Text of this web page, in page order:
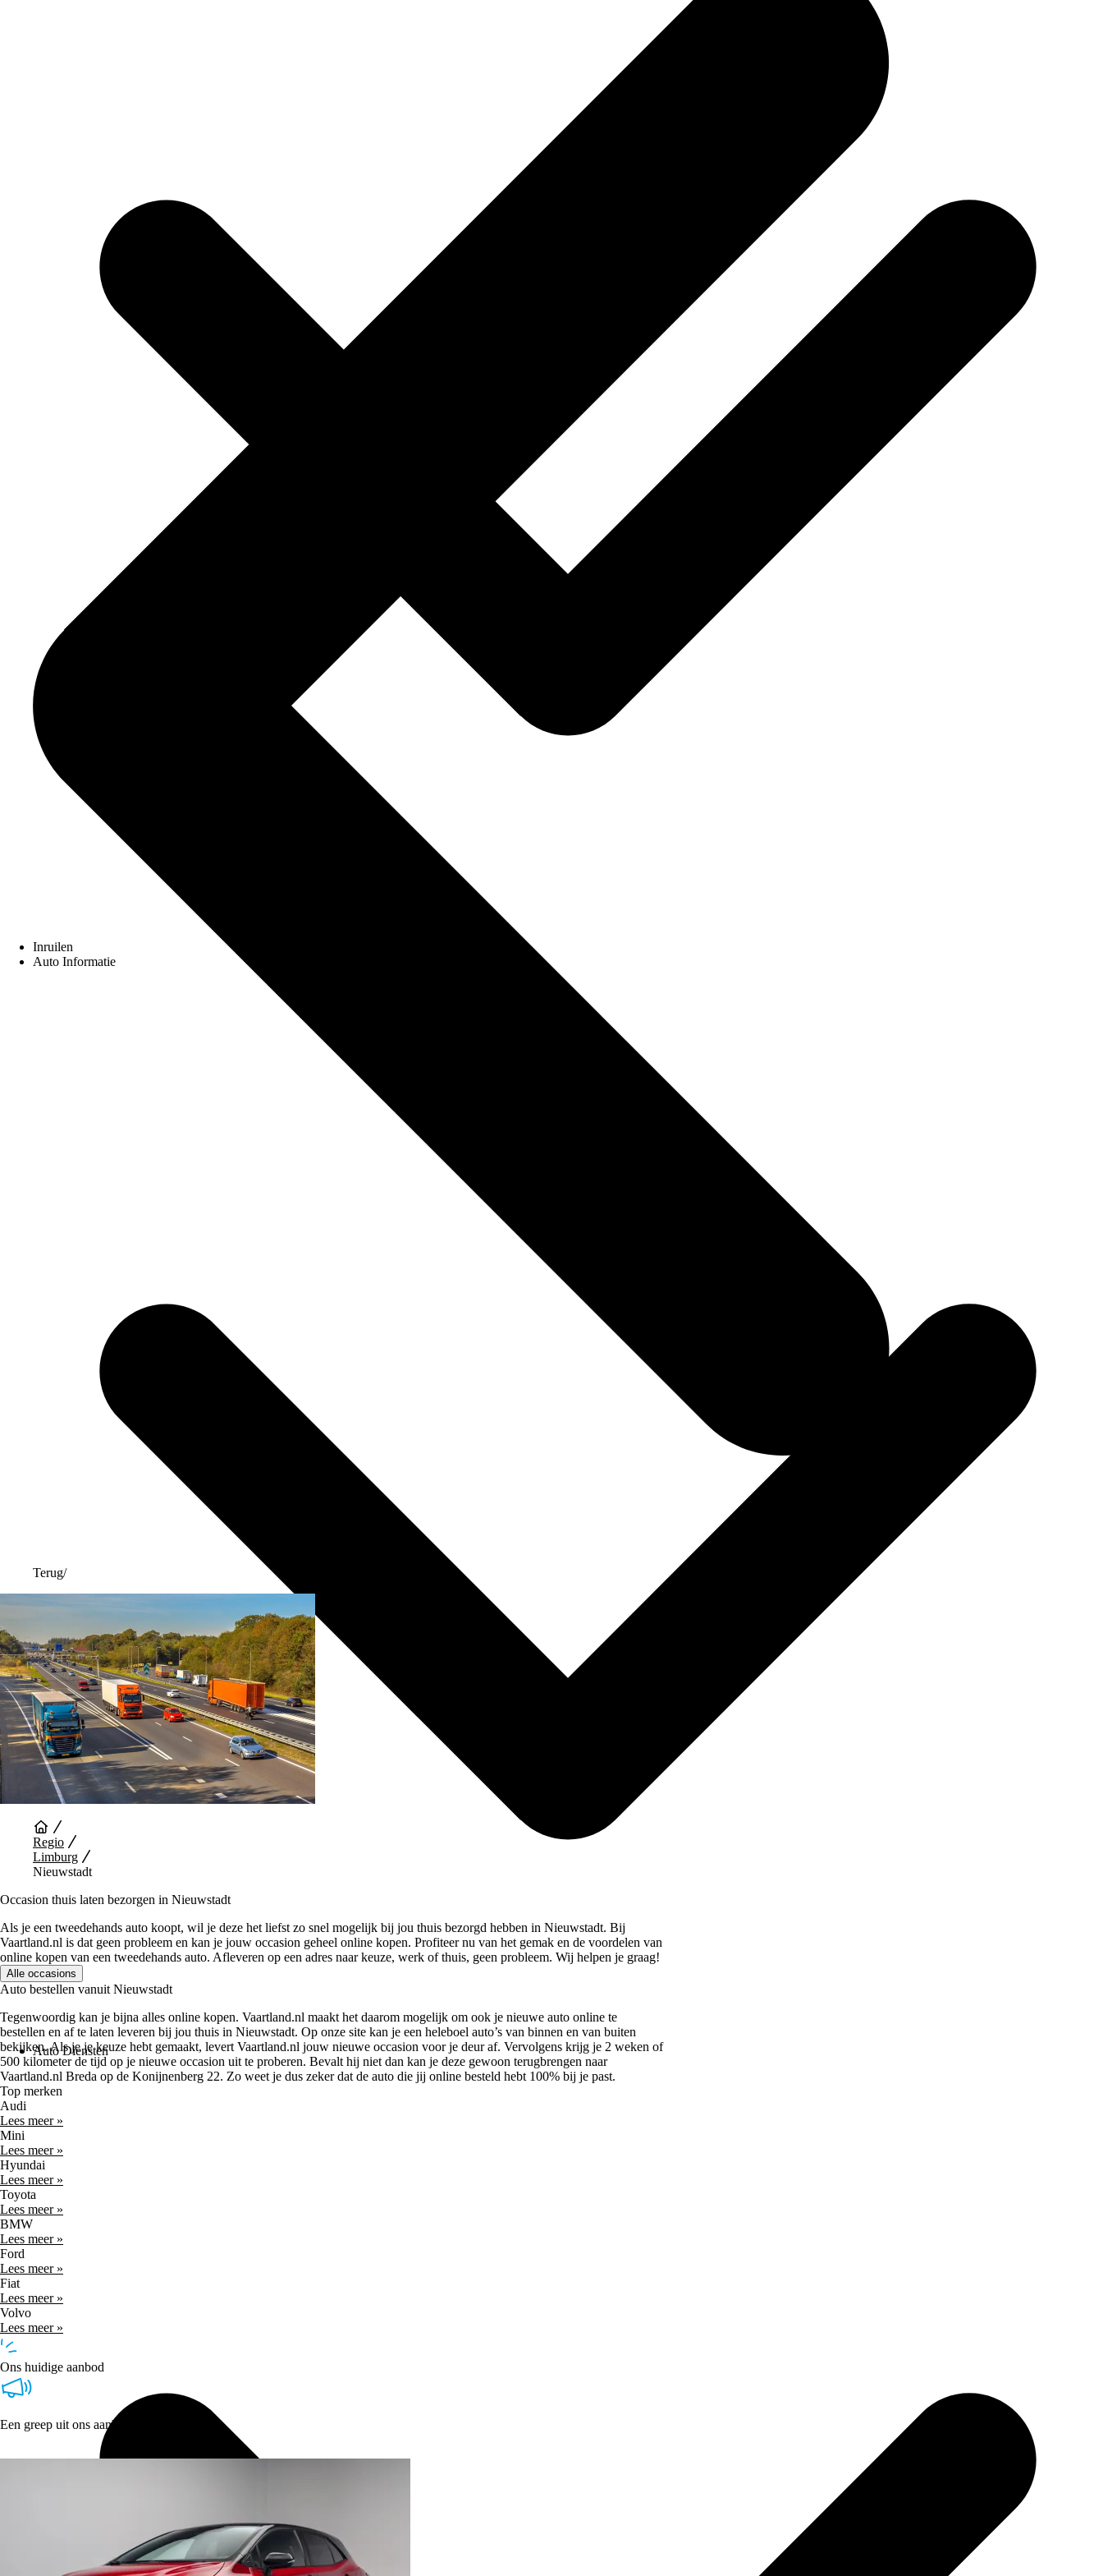
Inruilen
Auto Informatie
Auto Diensten
Terug/
Regio
Limburg
Nieuwstadt
Occasion thuis laten bezorgen in Nieuwstadt
Als je een tweedehands auto koopt, wil je deze het liefst zo snel mogelijk bij jou thuis bezorgd hebben in Nieuwstadt. Bij
Vaartland.nl is dat geen probleem en kan je jouw occasion geheel online kopen. Profiteer nu van het gemak en de voordelen van
online kopen van een tweedehands auto. Afleveren op een adres naar keuze, werk of thuis, geen probleem. Wij helpen je graag!
Alle occasions
Auto bestellen vanuit Nieuwstadt
Tegenwoordig kan je bijna alles online kopen. Vaartland.nl maakt het daarom mogelijk om ook je nieuwe auto online te
bestellen en af te laten leveren bij jou thuis in Nieuwstadt. Op onze site kan je een heleboel auto’s van binnen en van buiten
bekijken. Als je je keuze hebt gemaakt, levert Vaartland.nl jouw nieuwe occasion voor je deur af. Vervolgens krijg je 2 weken of
500 kilometer de tijd op je nieuwe occasion uit te proberen. Bevalt hij niet dan kan je deze gewoon terugbrengen naar
Vaartland.nl Breda op de Konijnenberg 22. Zo weet je dus zeker dat de auto die jij online besteld hebt 100% bij je past.
Top merken
Audi
Lees meer »
Mini
Lees meer »
Hyundai
Lees meer »
Toyota
Lees meer »
BMW
Lees meer »
Ford
Lees meer »
Fiat
Lees meer »
Volvo
Lees meer »
Ons huidige aanbod
Een greep uit ons aanbod